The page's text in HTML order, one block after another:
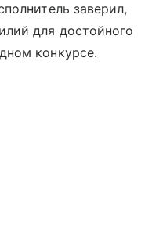
заверил,
для достойного
конкурсе.